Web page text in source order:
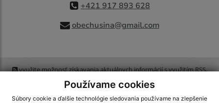
Používame cookies
Súbory cookie a ďalšie technológie sledovania používame na zlepšenie
+421 917 893 628
obechusina@gmail.com
využite možnosť získavania aktuálnych informácií s využitím RSS,
CMS systém (redakčný) systém ECHELON 2, Mapa stránok
webex.digital, s.r.o.,domény,registrácia domény
spoločnosť webex.digital, s.r.o.,technický prevádzkovateľ